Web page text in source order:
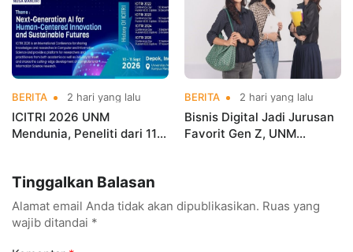
BERITA 2 hari yang lalu
ICITRI 2026 UNM
Mendunia, Peneliti dari 11
BERITA 2 hari yang lalu
Bisnis Digital Jadi Jurusan
Favorit Gen Z, UNM
Tinggalkan Balasan
Alamat email Anda tidak akan dipublikasikan. Ruas yang
wajib ditandai *